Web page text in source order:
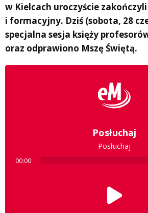
w Kielcach uroczyście
i formacyjny. Dziś (sobota, 28
specjalna sesja księży
oraz odprawiono Mszę Świętą.
Posłuchaj
Posłuchaj
00:00